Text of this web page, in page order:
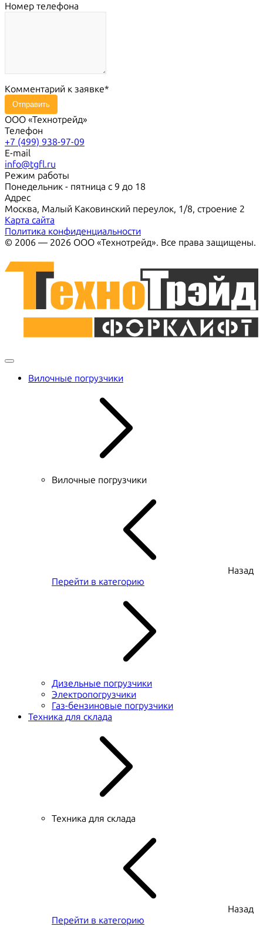
Номер телефона
Комментарий к заявке
Отправить
ООО «Технотрейд»
Телефон
+7 (499) 938-97-09
E-mail
info@tgfl.ru
Режим работы
Понедельник - пятница с 9 до 18
Адрес
Москва, Малый Каковинский переулок, 1/8, строение 2
Карта сайта
Политика конфиденциальности
© 2006 — 2026 ООО «Технотрейд». Все права защищены.
Вилочные погрузчики
Вилочные погрузчики
Назад
Перейти в категорию
Дизельные погрузчики
Электропогрузчики
Газ-бензиновые погрузчики
Техника для склада
Техника для склада
Назад
Перейти в категорию